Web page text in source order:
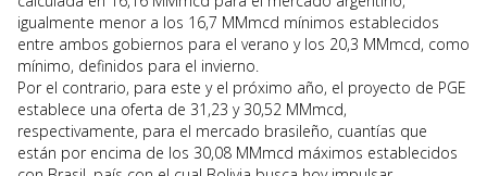
igualmente menor a los 16,7 MMmcd mínimos establecidos
entre ambos gobiernos para el verano y los 20,3 MMmcd, como
mínimo, definidos para el invierno.
Por el contrario, para este y el próximo año, el proyecto de PGE
establece una oferta de 31,23 y 30,52 MMmcd,
respectivamente, para el mercado brasileño, cuantías que
están por encima de los 30,08 MMmcd máximos establecidos